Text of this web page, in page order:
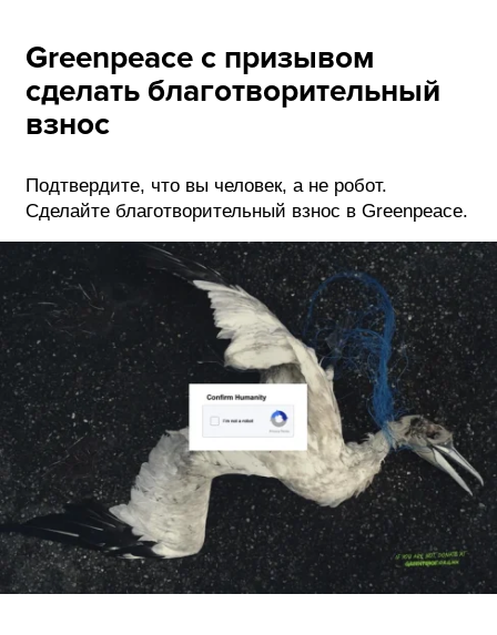
Greenpeace с призывом
сделать благотворительный
взнос
Подтвердите, что вы человек, а не робот.
Сделайте благотворительный взнос в Greenpeace.